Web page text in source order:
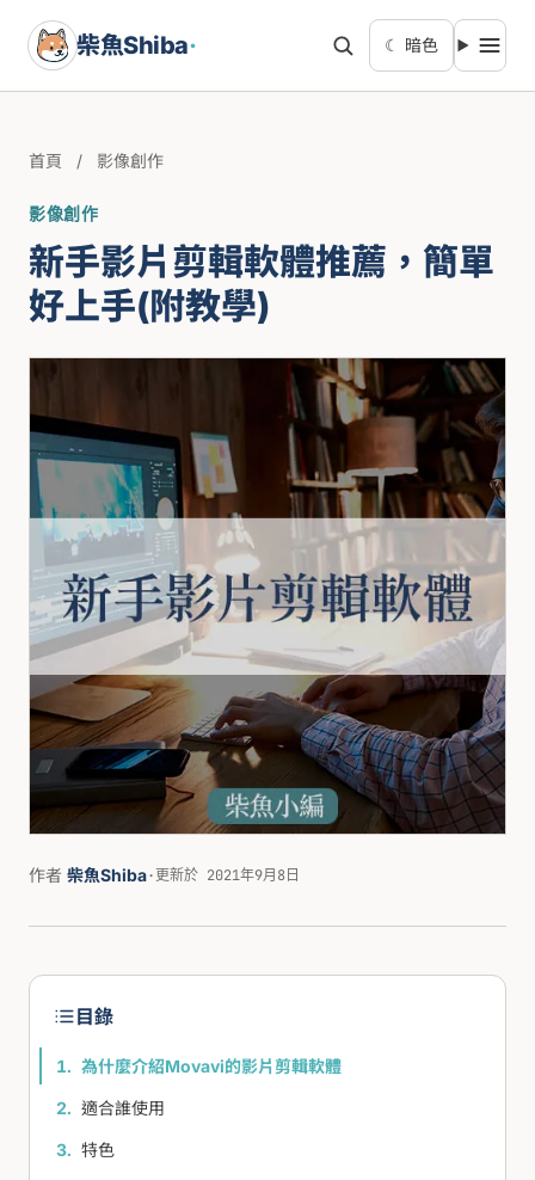
柴魚Shiba· ☾ 暗色
首頁 / 影像創作
影像創作
新手影片剪輯軟體推薦，簡單
好上手(附教學)
作者 柴魚Shiba·更新於 2021年9月8日
目錄
為什麼介紹Movavi的影片剪輯軟體
適合誰使用
特色